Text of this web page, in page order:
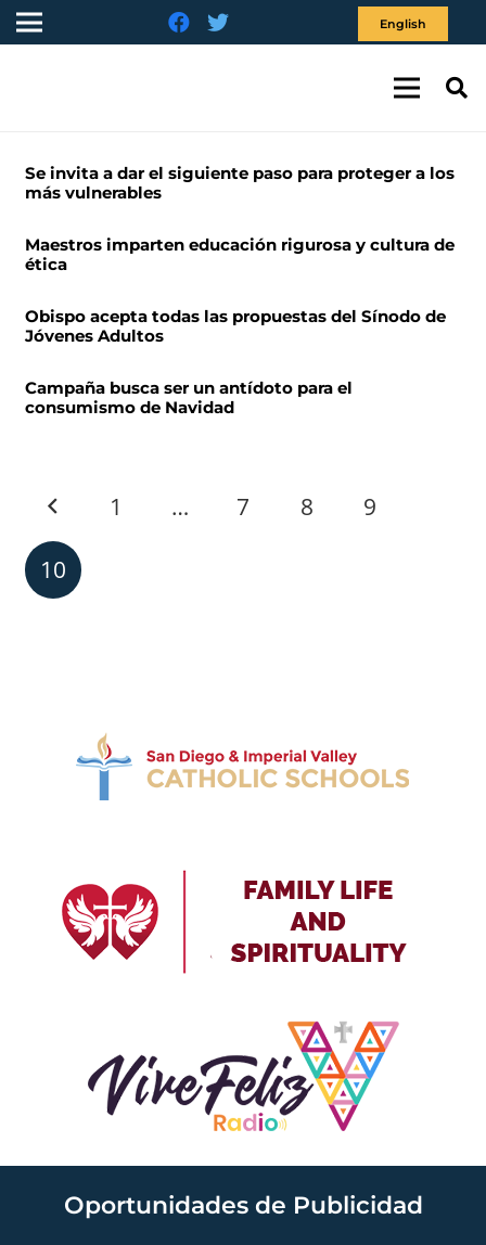
English
Se invita a dar el siguiente paso para proteger a los
más vulnerables
Maestros imparten educación rigurosa y cultura de
ética
Obispo acepta todas las propuestas del Sínodo de
Jóvenes Adultos
Campaña busca ser un antídoto para el
consumismo de Navidad
1 … 7 8 9
10
Oportunidades de Publicidad